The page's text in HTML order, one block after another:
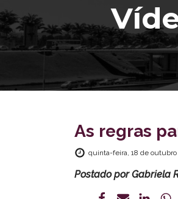
As regras
quinta-feira, 18 de outubro
Postado porGabriela